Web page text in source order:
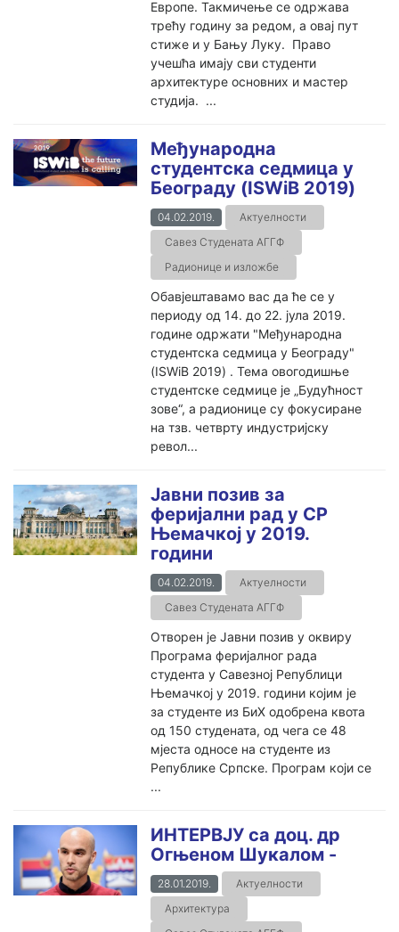
Европе. Такмичење се одржава
трећу годину за редом, а овај пут
стиже и у Бању Луку. Право
учешћа имају сви студенти
архитектуре основних и мастер
студија. ...
Међународнa
студентскa седмицa у
Београду (ISWiB 2019)
04.02.2019.
Актуелности
Савез Студената АГГФ
Радионице и изложбе
Обавјештавамо вас да ће се у
периоду од 14. до 22. јула 2019.
године одржати "Међународна
студентска седмица у Београду"
(ISWiB 2019) . Тема овогодишње
студентске седмице је „Будућност
зове“, а радионице су фокусиране
на тзв. четврту индустријску
револ...
Јавни позив за
феријални рад у СР
Њемачкој у 2019.
години
04.02.2019.
Актуелности
Савез Студената АГГФ
Отворен је Јавни позив у оквиру
Програма феријалног рада
студента у Савезној Републици
Њемачкој у 2019. години којим је
за студенте из БиХ одобрена квота
од 150 студената, од чега се 48
мјеста односе на студенте из
Републике Српске. Програм који се
...
ИНТЕРВЈУ са доц. др
Огњеном Шукалом -
28.01.2019.
Актуелности
Архитектура